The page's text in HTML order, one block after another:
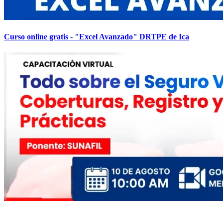
Curso online gratis - "Excel Avanzado" DRTPE de Ica